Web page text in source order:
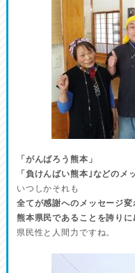
「がんばろう熊本」
「負けんばい熊本｣などのメ
いつしかそれも
全てが感謝へのメッセージ変
熊本県民であることを誇りに
県民性と人間力ですね。